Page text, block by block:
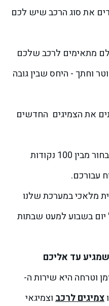
את סוג הרכב שיש לכם
מתאימים לרכב שלכם
וחתך - היחס שבין גובה
את הצמיגים החדשים
קובעים תור להתקנה - תוכלו לבחור מבין 100 נקודות
עבורכם.
מלאכי במערכת שלנו
בכל יום בשבוע למעט שבתות
וטרחה היא שירות ה-
צמיגים לרכבוצמיגאי